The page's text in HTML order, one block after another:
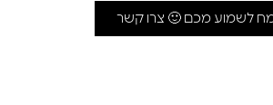
לשמוע מכם 🙂 צרו קשר